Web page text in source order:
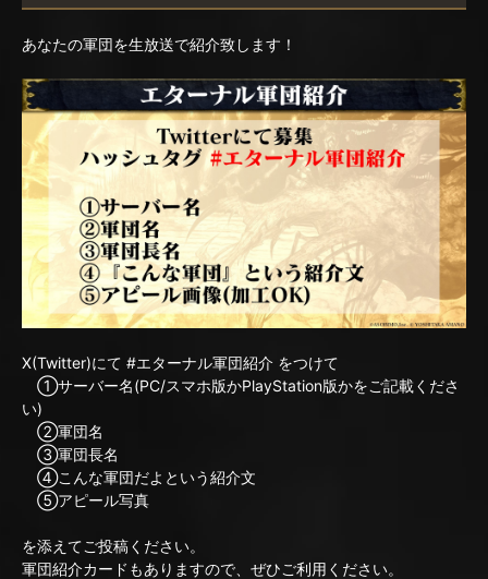
あなたの軍団を生放送で紹介致します！
X(Twitter)にて #エターナル軍団紹介 をつけて
①サーバー名(PC/スマホ版かPlayStation版かをご記載くださ
い)
②軍団名
③軍団長名
④こんな軍団だよという紹介文
⑤アピール写真
を添えてご投稿ください。
軍団紹介カードもありますので、ぜひご利用ください。